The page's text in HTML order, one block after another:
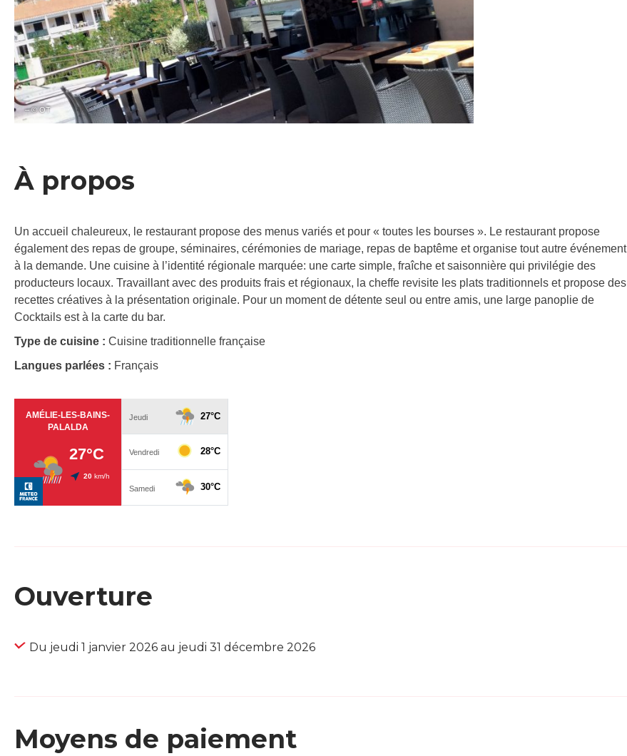
– © OT
À propos
Un accueil chaleureux, le restaurant propose des menus variés et pour « toutes les bourses ». Le restaurant propose
également des repas de groupe, séminaires, cérémonies de mariage, repas de baptême et organise tout autre événement
à la demande. Une cuisine à l’identité régionale marquée: une carte simple, fraîche et saisonnière qui privilégie des
producteurs locaux. Travaillant avec des produits frais et régionaux, la cheffe revisite les plats traditionnels et propose des
recettes créatives à la présentation originale. Pour un moment de détente seul ou entre amis, une large panoplie de
Cocktails est à la carte du bar.
Type de cuisine : Cuisine traditionnelle française
Langues parlées : Français
Ouverture
Du jeudi 1 janvier 2026 au jeudi 31 décembre 2026
Moyens de paiement